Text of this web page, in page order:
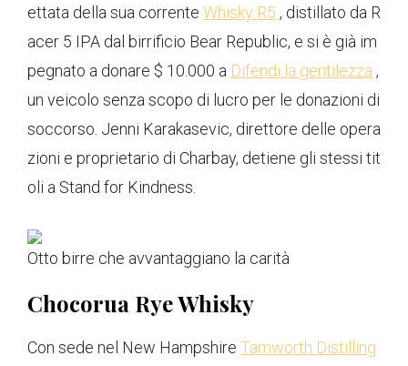
ettata della sua corrente Whisky R5 , distillato da R
acer 5 IPA dal birrificio Bear Republic, e si è già im
pegnato a donare $ 10.000 a Difendi la gentilezza ,
un veicolo senza scopo di lucro per le donazioni di
soccorso. Jenni Karakasevic, direttore delle opera
zioni e proprietario di Charbay, detiene gli stessi tit
oli a Stand for Kindness.
Otto birre che avvantaggiano la carità
Chocorua Rye Whisky
Con sede nel New Hampshire Tamworth Distilling